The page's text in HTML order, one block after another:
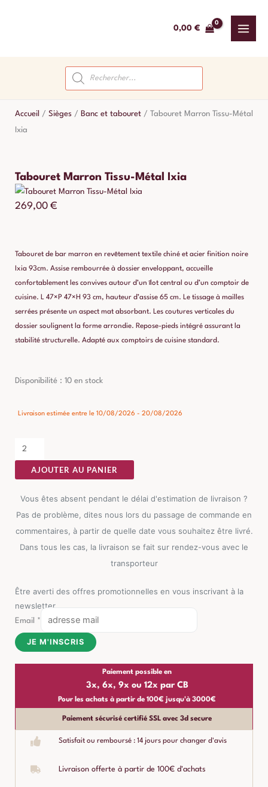
0,00 €
Recherche
de
produits
Accueil / Sièges / Banc et tabouret / Tabouret Marron Tissu-Métal
Ixia
Tabouret Marron Tissu-Métal Ixia
269,00 €
Tabouret de bar marron en revêtement textile chiné et acier finition noire
Ixia 93cm. Assise rembourrée à dossier enveloppant, accueille
confortablement les convives autour d’un îlot central ou d’un comptoir de
cuisine. L 47×P 47×H 93 cm, hauteur d’assise 65 cm. Le tissage à mailles
serrées présente un aspect mat absorbant. Les coutures verticales du
dossier soulignent la forme arrondie. Repose-pieds intégré assurant la
stabilité structurelle. Adapté aux comptoirs de cuisine standard.
Disponibilité : 10 en stock
Livraison estimée entre le 10/08/2026 - 20/08/2026
quantité
Tabouret
Tissu-
Métal
Ixia
AJOUTER AU PANIER
Vous êtes absent pendant le délai d'estimation de livraison ?
Pas de problème, dites nous lors du passage de commande en
commentaires, à partir de quelle date vous souhaitez être livré.
Dans tous les cas, la livraison se fait sur rendez-vous avec le
transporteur
Être averti des offres promotionnelles en vous inscrivant à la
newsletter
Email *
JE M'INSCRIS
Paiement possible en
3x, 6x, 9x ou 12x par CB
Pour les achats à partir de 100€ jusqu'à 3000€
Paiement sécurisé certifié SSL avec 3d secure
Satisfait ou remboursé : 14 jours pour changer d'avis
Livraison offerte à partir de 100€ d'achats